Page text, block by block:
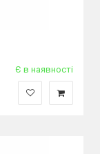
Є в наявності